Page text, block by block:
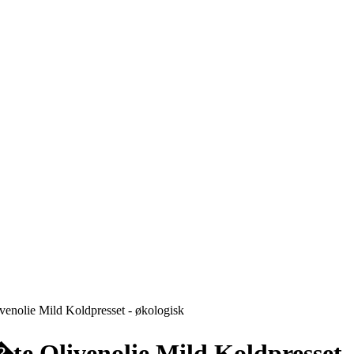
Mild Koldpresset - økologisk